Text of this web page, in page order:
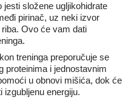
jesti složene ugljikohidrate
pirinač, uz neki izvor
Ovo će vam dati
treninga preporučuje se
proteinima i jednostavnim
u obnovi mišića, dok će
izgubljenu energiju.